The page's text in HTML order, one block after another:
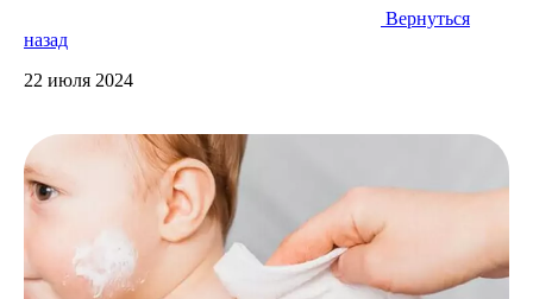
Вернуться
назад
22 июля 2024